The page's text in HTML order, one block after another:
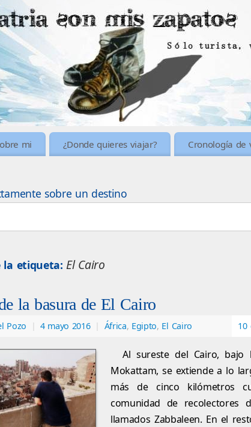
mi ¿Donde quieres viajar? Cronología de
sobre un destino
la etiqueta: El Cairo
la basura de El Cairo
Pozo 4 mayo 2016 África, Egipto, El Cairo 10
Al sureste del Cairo, bajo
Mokattam, se extiende a lo
más de cinco kilómetros
comunidad de recolectores
llamados Zabbaleen. En el